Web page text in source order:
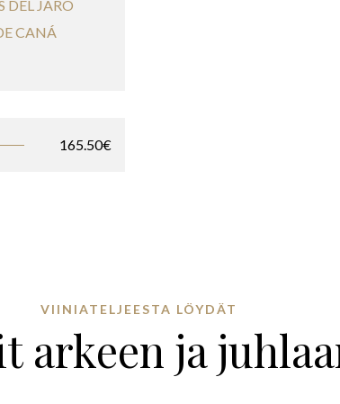
165.50€
VIINIATELJEESTA LÖYDÄT
arkeen ja